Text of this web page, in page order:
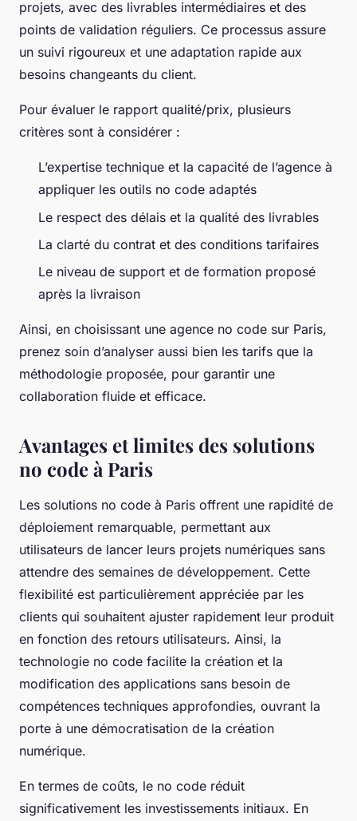
projets, avec des livrables intermédiaires et des
points de validation réguliers. Ce processus assure
un suivi rigoureux et une adaptation rapide aux
besoins changeants du client.
Pour évaluer le rapport qualité/prix, plusieurs
critères sont à considérer :
L’expertise technique et la capacité de l’agence à
appliquer les outils no code adaptés
Le respect des délais et la qualité des livrables
La clarté du contrat et des conditions tarifaires
Le niveau de support et de formation proposé
après la livraison
Ainsi, en choisissant une agence no code sur Paris,
prenez soin d’analyser aussi bien les tarifs que la
méthodologie proposée, pour garantir une
collaboration fluide et efficace.
Avantages et limites des solutions
no code à Paris
Les solutions no code à Paris offrent une rapidité de
déploiement remarquable, permettant aux
utilisateurs de lancer leurs projets numériques sans
attendre des semaines de développement. Cette
flexibilité est particulièrement appréciée par les
clients qui souhaitent ajuster rapidement leur produit
en fonction des retours utilisateurs. Ainsi, la
technologie no code facilite la création et la
modification des applications sans besoin de
compétences techniques approfondies, ouvrant la
porte à une démocratisation de la création
numérique.
En termes de coûts, le no code réduit
significativement les investissements initiaux. En